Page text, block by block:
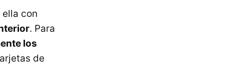
con
. Para
los
de